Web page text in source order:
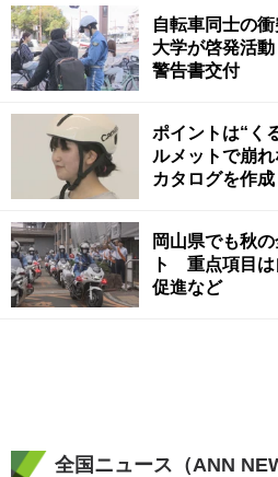
自転車同士の
大学が啓発活
警告書交付
ポイントは“く
ルメットで崩
カタログを作
岡山県でも秋
ト 重点項目は
促進など
全国ニュース（ANN